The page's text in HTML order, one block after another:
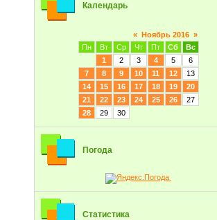
Календарь
« Ноябрь 2016 »
Пн
Вт Ср Чт Пт Сб
Вс
1
2 3 4 5
6
7
8 9 10 11 12
13
14
15 16 17 18 19
20
21
22 23 24 25 26
27
28
29 30
Погода
Статистика